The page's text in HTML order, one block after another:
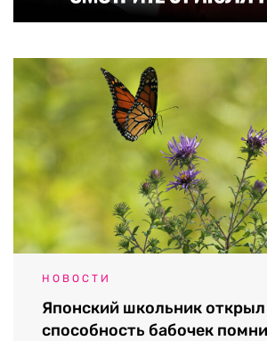
НОВОСТИ
Японский школьник открыл
способность бабочек